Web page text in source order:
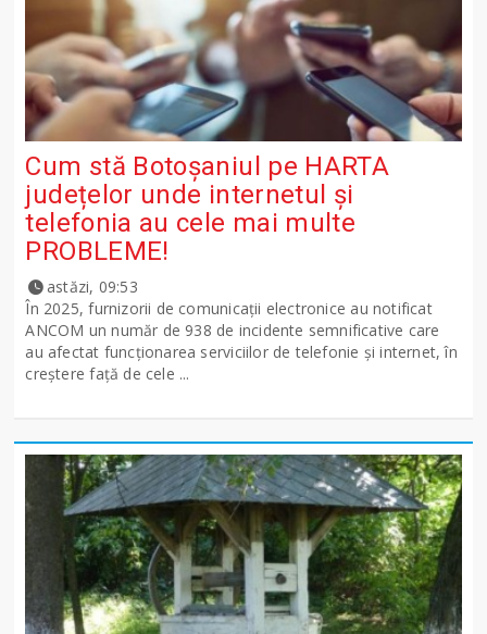
Cum stă Botoșaniul pe HARTA
județelor unde internetul și
telefonia au cele mai multe
PROBLEME!
astăzi, 09:53
În 2025, furnizorii de comunicații electronice au notificat
ANCOM un număr de 938 de incidente semnificative care
au afectat funcționarea serviciilor de telefonie și internet, în
creștere față de cele ...